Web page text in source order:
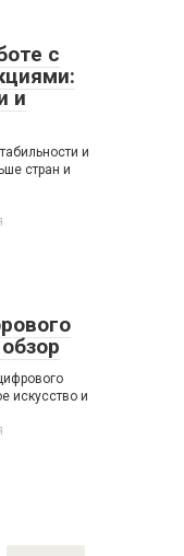
с
и
и
стран и
искусство и